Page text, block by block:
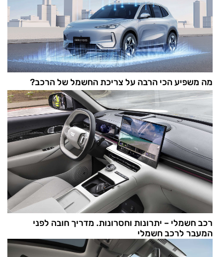
מה משפיע הכי הרבה על צריכת החשמל של הרכב?
רכב חשמלי – יתרונות וחסרונות. מדריך חובה לפני
המעבר לרכב חשמלי